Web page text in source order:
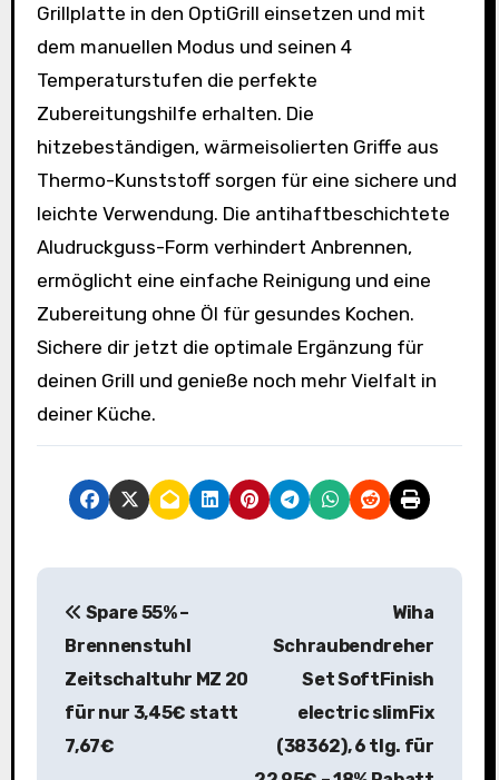
Grillplatte in den OptiGrill einsetzen und mit
dem manuellen Modus und seinen 4
Temperaturstufen die perfekte
Zubereitungshilfe erhalten. Die
hitzebeständigen, wärmeisolierten Griffe aus
Thermo-Kunststoff sorgen für eine sichere und
leichte Verwendung. Die antihaftbeschichtete
Aludruckguss-Form verhindert Anbrennen,
ermöglicht eine einfache Reinigung und eine
Zubereitung ohne Öl für gesundes Kochen.
Sichere dir jetzt die optimale Ergänzung für
deinen Grill und genieße noch mehr Vielfalt in
deiner Küche.
B
Spare 55% –
Brennenstuhl
Zeitschaltuhr MZ 20
für nur 3,45€ statt
7,67€
Wiha
Schraubendreher
Set SoftFinish
electric slimFix
(38362), 6 tlg. für